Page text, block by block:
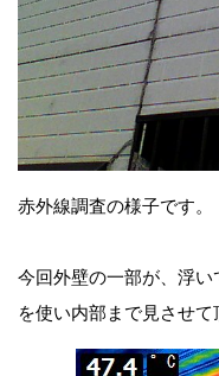
赤外線調査の様子です。
今回外壁の一部が、浮
を使い内部まで見させて